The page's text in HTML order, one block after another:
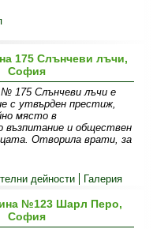
175 Слънчеви лъчи,
София
175 Слънчеви лъчи e
с утвърден престиж,
място в
възпитание и обществен
Отворила врати, за
дейности Галерия
№123 Шарл Перо,
София